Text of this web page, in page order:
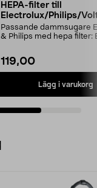
HEPA-filter till
Electrolux/Philips/
dammsugare
Passande dammsugare
& Philips med hepa filter:
119,00
Lägg i varukorg